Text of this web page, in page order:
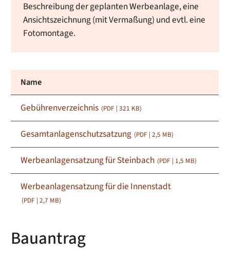
Beschreibung der geplanten Werbeanlage, eine
Ansichtszeichnung (mit Vermaßung) und evtl. eine
Fotomontage.
Name
Gebührenverzeichnis (PDF | 321 KB)
Gesamtanlagenschutzsatzung (PDF | 2,5 MB)
Werbeanlagensatzung für Steinbach (PDF | 1,5 MB)
Werbeanlagensatzung für die Innenstadt
(PDF | 2,7 MB)
Bauantrag